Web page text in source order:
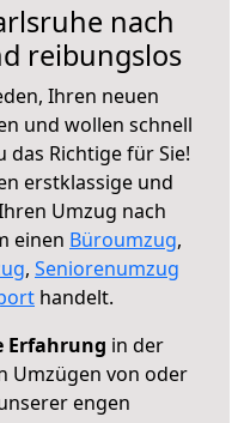
nach
reibungslos
Ihren neuen
und wollen schnell
das Richtige für Sie!
erstklassige und
Umzug nach
einen Büroumzug,
, Seniorenumzug
handelt.
Erfahrung in der
Umzügen von oder
engen